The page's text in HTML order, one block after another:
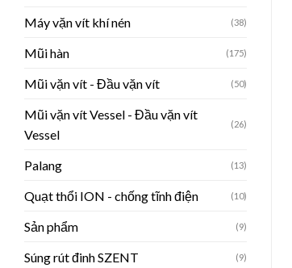
Máy vặn vít khí nén (38)
Mũi hàn (175)
Mũi vặn vít - Đầu vặn vít (50)
Mũi vặn vít Vessel - Đầu vặn vít
Vessel
(26)
Palang (13)
Quạt thổi ION - chống tĩnh điện (10)
Sản phẩm (9)
Súng rút đinh SZENT (9)